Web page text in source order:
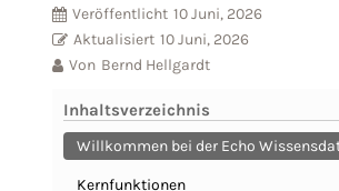
Veröffentlicht 10 Juni, 2026
Aktualisiert 10 Juni, 2026
Von Bernd Hellgardt
Inhaltsverzeichnis
Willkommen bei der Echo
Kernfunktionen